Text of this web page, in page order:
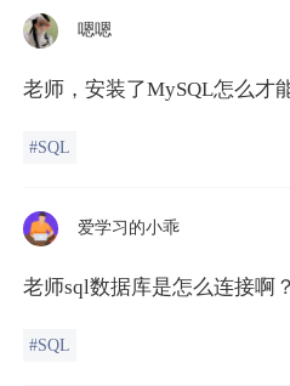
嗯嗯
老师，安装了MySQL怎么才
#SQL
爱学习的小乖
老师sql数据库是怎么连接啊
#SQL